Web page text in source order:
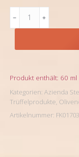
Tartufo
Azienda
Stefania
Calugi
Produkt enthält: 60 ml
Kategorien: Azienda
Trüffelprodukte,
Artikelnummer: